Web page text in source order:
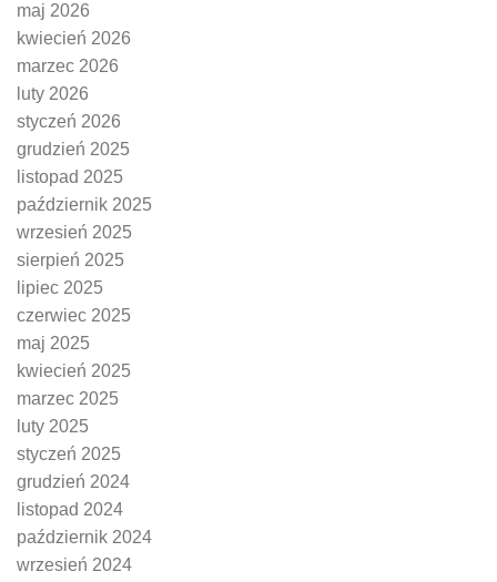
maj 2026
kwiecień 2026
marzec 2026
luty 2026
styczeń 2026
grudzień 2025
listopad 2025
październik 2025
wrzesień 2025
sierpień 2025
lipiec 2025
czerwiec 2025
maj 2025
kwiecień 2025
marzec 2025
luty 2025
styczeń 2025
grudzień 2024
listopad 2024
październik 2024
wrzesień 2024